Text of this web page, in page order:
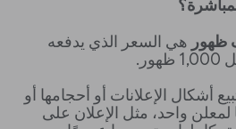
ظهورهي السعر الذي يدفعه
أشكال الإعلانات أو أحجامها أو
واحد، مثل الإعلان على